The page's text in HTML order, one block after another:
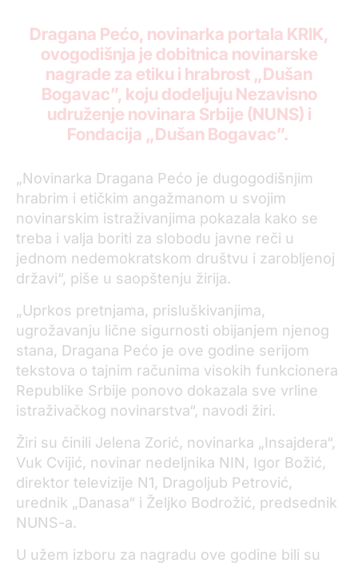
Dragana Pećo, novinarka portala KRIK,
ovogodišnja je dobitnica novinarske
nagrade za etiku i hrabrost „Dušan
Bogavac”, koju dodeljuju Nezavisno
udruženje novinara Srbije (NUNS) i
Fondacija „Dušan Bogavac”.
„Novinarka Dragana Pećo je dugogodišnjim
hrabrim i etičkim angažmanom u svojim
novinarskim istraživanjima pokazala kako se
treba i valja boriti za slobodu javne reči u
jednom nedemokratskom društvu i zarobljenoj
državi“, piše u saopštenju žirija.
„Uprkos pretnjama, prisluškivanjima,
ugrožavanju lične sigurnosti obijanjem njenog
stana, Dragana Pećo je ove godine serijom
tekstova o tajnim računima visokih funkcionera
Republike Srbije ponovo dokazala sve vrline
istraživačkog novinarstva“, navodi žiri.
Žiri su činili Jelena Zorić, novinarka „Insajdera“,
Vuk Cvijić, novinar nedeljnika NIN, Igor Božić,
direktor televizije N1, Dragoljub Petrović,
urednik „Danasa“ i Željko Bodrožić, predsednik
NUNS-a.
U užem izboru za nagradu ove godine bili su